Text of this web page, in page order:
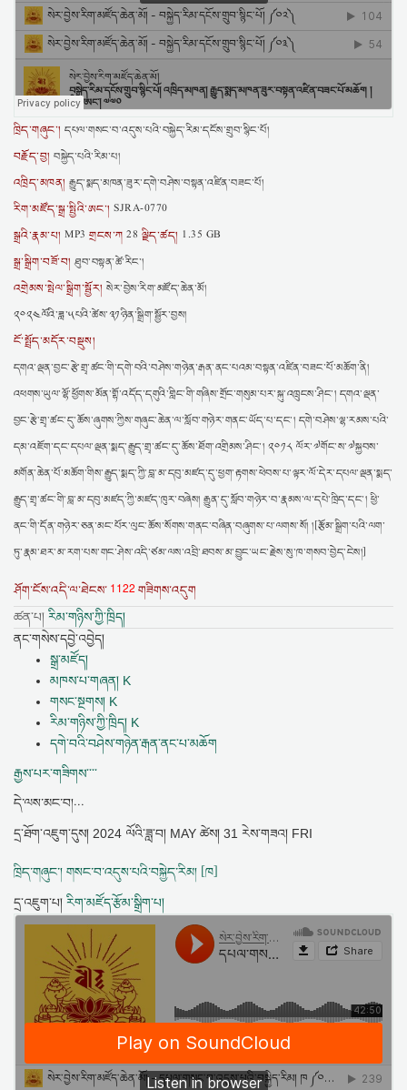
ཁྲིད་གཞུང་། དཔལ་གསང་བ་འདུས་པའི་བསྐྱེད་རིམ་དངོས་གྲུབ་སྙིང་པོ།
བརྗོད་བྱ། བསྐྱེད་པའི་རིམ་པ།
འཁྲིད་མཁན། རྒྱུད་སྨད་མཁན་ཟུར་དགེ་བཤེས་བསྟན་འཛིན་བཟང་པོ།
རིག་མཛོད་སྒྲ་སྤྱིའི་ཨང་། SJRA-0770
སྒྲའི་རྣམ་པ། MP3 གྲངས་ཀ28 ལྗིད་ཚད། 1.35 GB
སྒྲ་སྒྲིག་བཟོ་བ། ཐུབ་བསྟན་ཚེ་རིང་།
འགྲེམས་སྤེལ་སྒྲིག་སྦྱོར། སེར་བྱེས་རིག་མཛོད་ཆེན་མོ།
༢༠༢༤ལོའི་ཟླ་༥པའི་ཚེས་༣༡ཉིན་སྒྲིག་སྦྱོར་བྱས།
ངོ་སྤྲོད་མདོར་བསྡུས།
དགའ་ལྡན་བྱང་རྩེ་གྲྭ་ཚང་གི་དགེ་བའི་བཤེས་གཉེན་རྒན་ནང་པའམ་བསྟན་འཛིན་བཟང་པོ་མཆོག་ནི།
འཕགས་ཡུལ་ལྷོ་ཕྱོགས་མོན་གྷོ་འདོད་དགུའི་གླིང་གི་གཞིས་གྲོང་གསུམ་པར་སྐུ་འཁྲུངས་ཤིང་། དགའ་ལྡན་
བྱང་རྩེ་གྲྭ་ཚང་དུ་ཆོས་ཞུགས་ཀྱིས་གཞུང་ཆེན་ལ་སློབ་གཉེར་གནང་ཡོད་པ་དང་། དགེ་བཤེས་ལྷ་རམས་པའི་
དམ་འཇོག་དང་དཔལ་ལྡན་སྨད་རྒྱུད་གྲྭ་ཚང་དུ་ཆོས་ཐོག་འགྲིམས་ཤིང་། ༢༠༡༨ ལོར་༧གོང་ས་༧སྐྱབས་
མགོན་ཆེན་པོ་མཆོག་གིས་རྒྱུད་སྨད་ཀྱི་བླ་མ་དབུ་མཛད་དུ་ཕྱག་རྟགས་ཕེབས་པ་ལྟར་ལོ་དེར་དཔལ་ལྡན་སྨད་
རྒྱུད་གྲྭ་ཚང་གི་བླ་མ་དབུ་མཛད་ཀྱི་མཛད་ཁུར་བཞེས། རྒྱུན་དུ་སློབ་གཉེར་བ་རྣམས་ལ་དཔེ་ཁྲིད་དང་། ཕྱི་
ནང་གི་དོན་གཉེར་ཅན་མང་པོར་ལུང་ཆོས་སོགས་གནང་བཞིན་བཞུགས་པ་ལགས་སོ། །[རྩོམ་སྒྲིག་པའི་ལག་
ཏུ་རྣམ་ཐར་མ་རག་པས་གང་ཤེས་འདི་ཙམ་ལས་འབྲི་ཐབས་མ་བྱུང་ཡང་རྗེས་སུ་ཁ་གསབ་བྱེད་ངེས།]
ཤོག་ངོས་འདི་ལ་ཐེངས་ 1122 གཟིགས་འདུག
ཚན་པ། རིམ་གཉིས་ཀྱི་ཁྲིད།
ནང་གསེས་དབྱེ་འབྱེད།
སྒྲ་མཛོད།
མཁས་པ་གཞན། K
གསང་སྔགས། K
རིམ་གཉིས་ཀྱི་ཁྲིད། K
དགེ་བའི་བཤེས་གཉེན་རྒན་ནང་པ་མཆོག
རྒྱས་པར་གཟིགས་་་་
དེ་ལས་མང་བ།...
དྲ་ཐོག་འཇུག་དུས། 2024 ལོའི་ཟླ་བ། MAY ཚེས། 31 རེས་གཟའ། FRI
ཁྲིད་གཞུང་། གསང་བ་འདུས་པའི་བསྐྱེད་རིམ། [ཁ]
དྲ་འཇུག་པ། རིག་མཛོད་རྩོམ་སྒྲིག་པ།